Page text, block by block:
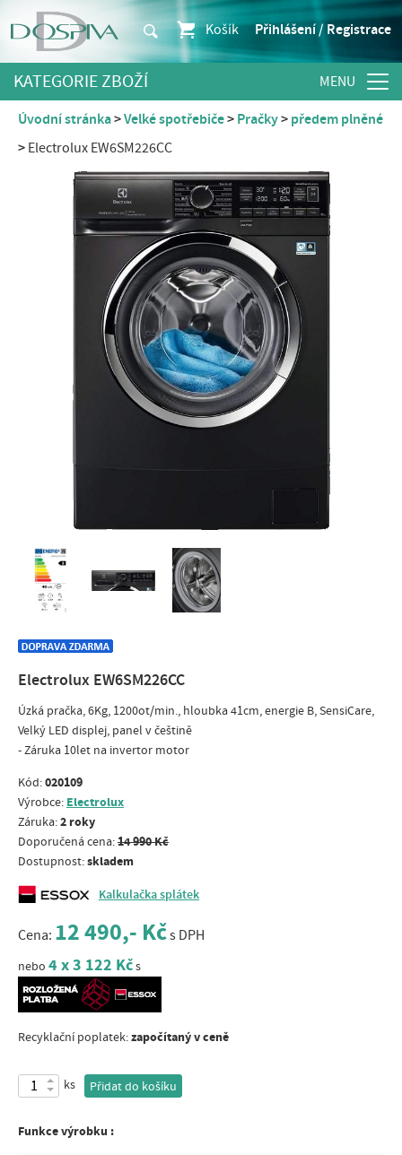
Košík Přihlášení / Registrace
KATEGORIE ZBOŽÍ
Úvodní stránka Velké spotřebiče Pračky
předem plněné
Electrolux EW6SM226CC
Electrolux EW6SM226CC
Úzká pračka, 6Kg, 1200ot/min., hloubka 41cm, energie B, SensiCare,
Velký LED displej, panel v češtině
- Záruka 10let na invertor motor
Kód:020109
Výrobce: Electrolux
Záruka:2 roky
Doporučená cena:14 990 Kč
Dostupnost:skladem
Kalkulačka splátek
Cena: 12 490,- Kčs DPH
nebo 4 x 3 122 Kčs
Recyklační poplatek:započítaný v ceně
ks Přidat do košíku
Funkce výrobku :